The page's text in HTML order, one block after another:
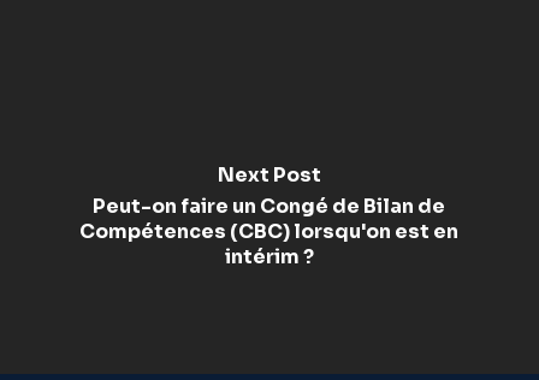
Next Post
Peut-on faire un Congé de Bilan de
Compétences (CBC) lorsqu'on est en
intérim ?